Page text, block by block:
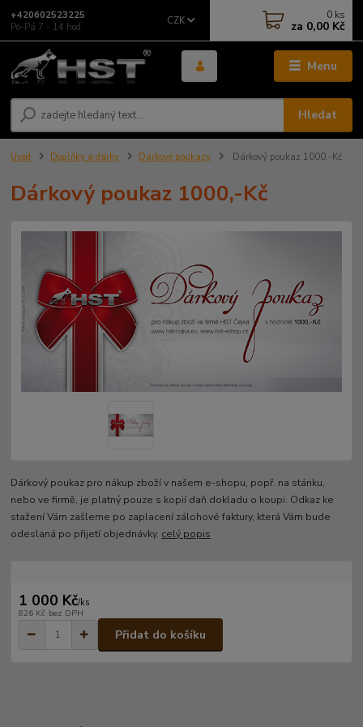
Menu
CZK
Hledat
+420602523225
Po-Pá 7 - 14 hod.
0 ks
za 0,00 Kč
Úvod Doplňky a dárky Dárkové poukazy Dárkový poukaz 1000,-Kč
Dárkový poukaz 1000,-Kč
Dárkový poukaz pro nákup zboží v našem e-shopu, popř. na stánku,
nebo ve firmě, je platný pouze s kopií daň.dokladu o koupi. Odkaz ke
stažení Vám zašleme po zaplacení zálohové faktury, která Vám bude
odeslaná po přijetí objednávky. celý popis
1 000 Kč/ks
826 Kč bez DPH
Přidat do košíku